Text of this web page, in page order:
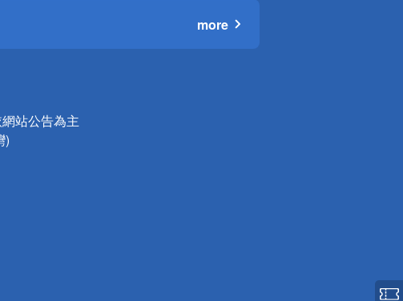
more
站公告為主
)